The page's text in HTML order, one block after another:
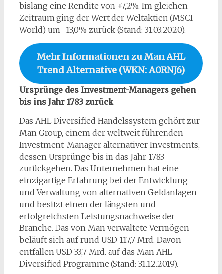
bislang eine Rendite von +7,2%. Im gleichen
Zeitraum ging der Wert der Weltaktien (MSCI
World) um -13,0% zurück (Stand: 31.03.2020).
Mehr Informationen zu Man AHL
Trend Alternative (WKN: A0RNJ6)
Ursprünge des Investment-Managers gehen
bis ins Jahr 1783 zurück
Das AHL Diversified Handelssystem gehört zur
Man Group, einem der weltweit führenden
Investment-Manager alternativer Investments,
dessen Ursprünge bis in das Jahr 1783
zurückgehen. Das Unternehmen hat eine
einzigartige Erfahrung bei der Entwicklung
und Verwaltung von alternativen Geldanlagen
und besitzt einen der längsten und
erfolgreichsten Leistungsnachweise der
Branche. Das von Man verwaltete Vermögen
beläuft sich auf rund USD 117,7 Mrd. Davon
entfallen USD 33,7 Mrd. auf das Man AHL
Diversified Programme (Stand: 31.12.2019).